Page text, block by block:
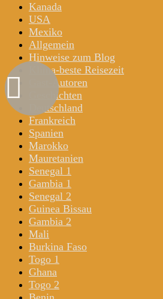
Kanada
USA
Mexiko
Allgemein
Hinweise zum Blog
Klima-beste Reisezeit
Gast-Autoren
Geschichten
Deutschland
Frankreich
Spanien
Marokko
Mauretanien
Senegal 1
Gambia 1
Senegal 2
Guinea Bissau
Gambia 2
Mali
Burkina Faso
Togo 1
Ghana
Togo 2